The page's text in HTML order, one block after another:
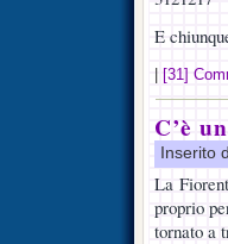
E
[31]
C’è
Inserito
La
proprio
tornato a